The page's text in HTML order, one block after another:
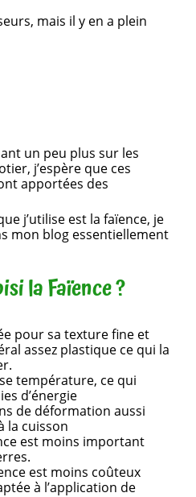
mais il y en a plein
un peu plus sur les
j’espère que ces
apportées des
j’utilise est la faïence, je
mon blog essentiellement
la Faïence ?
pour sa texture fine et
assez plastique ce qui la
température, ce qui
d’énergie
de déformation aussi
la cuisson
est moins important
est moins coûteux
à l’application de